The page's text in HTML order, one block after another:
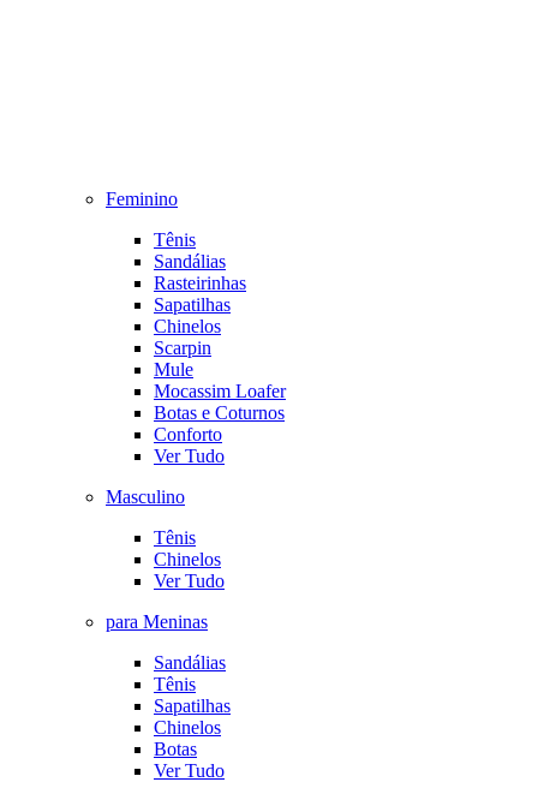
Feminino
Tênis
Sandálias
Rasteirinhas
Sapatilhas
Chinelos
Scarpin
Mule
Mocassim Loafer
Botas e Coturnos
Conforto
Ver Tudo
Masculino
Tênis
Chinelos
Ver Tudo
para Meninas
Sandálias
Tênis
Sapatilhas
Chinelos
Botas
Ver Tudo